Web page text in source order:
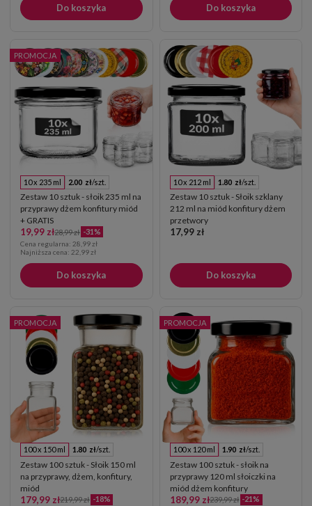
Do koszyka Do koszyka
10 x 235 ml 2.00 zł/szt.
Zestaw 10 sztuk - słoik 235 ml na
przyprawy dżem konfitury miód
+ GRATIS
19,99 zł28,99 zł -31%
Cena regularna: 28,99 zł
Najniższa cena: 22,99 zł
Do koszyka
PROMOCJA
10 x 212 ml 1.80 zł/szt.
Zestaw 10 sztuk - Słoik szklany
212 ml na miód konfitury dżem
przetwory
17,99 zł
Do koszyka
100 x 150 ml 1.80 zł/szt.
Zestaw 100 sztuk - Słoik 150 ml
na przyprawy, dżem, konfitury,
miód
179,99 zł219,99 zł -18%
PROMOCJA
100 x 120 ml 1.90 zł/szt.
Zestaw 100 sztuk - słoik na
przyprawy 120 ml słoiczki na
miód dżem konfitury
189,99 zł239,99 zł -21%
PROMOCJA